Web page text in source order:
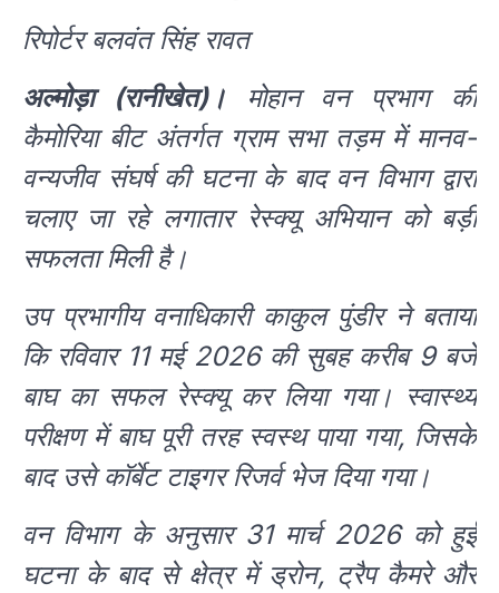
रिपोर्टर बलवंत सिंह रावत
अल्मोड़ा (रानीखेत)। मोहान वन प्रभाग की
कैमोरिया बीट अंतर्गत ग्राम सभा तड़म में मानव-
वन्यजीव संघर्ष की घटना के बाद वन विभाग द्वारा
चलाए जा रहे लगातार रेस्क्यू अभियान को बड़ी
सफलता मिली है।
उप प्रभागीय वनाधिकारी काकुल पुंडीर ने बताया
कि रविवार 11 मई 2026 की सुबह करीब 9 बजे
बाघ का सफल रेस्क्यू कर लिया गया। स्वास्थ्य
परीक्षण में बाघ पूरी तरह स्वस्थ पाया गया, जिसके
बाद उसे कॉर्बेट टाइगर रिजर्व भेज दिया गया।
वन विभाग के अनुसार 31 मार्च 2026 को हुई
घटना के बाद से क्षेत्र में ड्रोन, ट्रैप कैमरे और